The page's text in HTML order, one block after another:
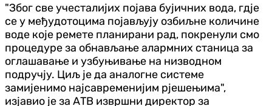
"Због све учесталијих појава бујичних вода, гдје
се у међудотоцима појављују озбиљне количине
воде које ремете планирани рад, покренули смо
процедуре за обнављање алармних станица за
оглашавање и узбуњивање на низводном
подручју. Циљ је да аналогне системе
замијенимо најсавременијим рјешењима",
изјавио је за АТВ извршни директор за